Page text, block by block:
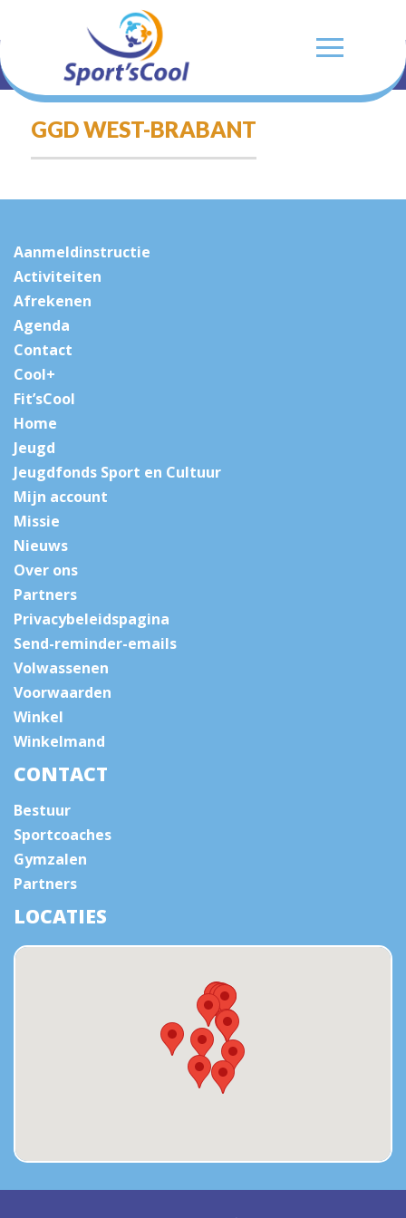
GGD WEST-BRABANT
Aanmeldinstructie
Activiteiten
Afrekenen
Agenda
Contact
Cool+
Fit’sCool
Home
Jeugd
Jeugdfonds Sport en Cultuur
Mijn account
Missie
Nieuws
Over ons
Partners
Privacybeleidspagina
Send-reminder-emails
Volwassenen
Voorwaarden
Winkel
Winkelmand
CONTACT
Bestuur
Sportcoaches
Gymzalen
Partners
LOCATIES